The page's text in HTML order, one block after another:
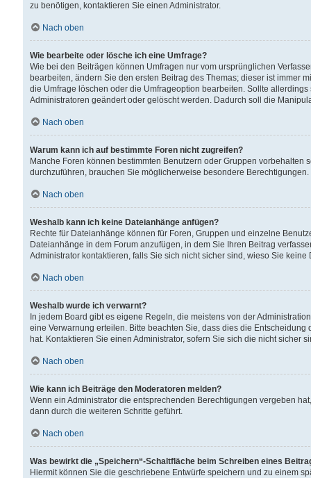
zu benötigen, kontaktieren Sie einen Administrator.
Nach oben
Wie bearbeite oder lösche ich eine Umfrage?
Wie bei den Beiträgen können Umfragen nur vom ursprünglichen
bearbeiten, ändern Sie den ersten Beitrag des Themas; dieser ist immer
die Umfrage löschen oder die Umfrageoption bearbeiten. Sollte
Administratoren geändert oder gelöscht werden. Dadurch soll die
Nach oben
Warum kann ich auf bestimmte Foren nicht zugreifen?
Manche Foren können bestimmten Benutzern oder Gruppen
durchzuführen, brauchen Sie möglicherweise besondere
Nach oben
Weshalb kann ich keine Dateianhänge anfügen?
Rechte für Dateianhänge können für Foren, Gruppen und einzelne
Dateianhänge in dem Forum anzufügen, in dem Sie Ihren Beitrag
Administrator kontaktieren, falls Sie sich nicht sicher sind, wieso Sie
Nach oben
Weshalb wurde ich verwarnt?
In jedem Board gibt es eigene Regeln, die meistens von der
eine Verwarnung erteilen. Bitte beachten Sie, dass dies die
hat. Kontaktieren Sie einen Administrator, sofern Sie sich die nicht sicher
Nach oben
Wie kann ich Beiträge den Moderatoren melden?
Wenn ein Administrator die entsprechenden Berechtigungen vergeben
dann durch die weiteren Schritte geführt.
Nach oben
Was bewirkt die „Speichern“-Schaltfläche beim Schreiben eines
Hiermit können Sie die geschriebene Entwürfe speichern und zu einem